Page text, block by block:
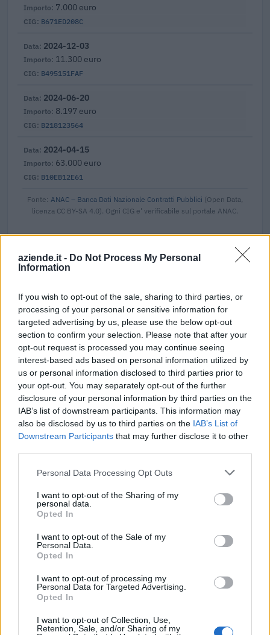
aziende.it - Do Not Process My Personal
Information
If you wish to opt-out of the sale, sharing to third parties, or
processing of your personal or sensitive information for
targeted advertising by us, please use the below opt-out
section to confirm your selection. Please note that after your
opt-out request is processed you may continue seeing
interest-based ads based on personal information utilized by
us or personal information disclosed to third parties prior to
your opt-out. You may separately opt-out of the further
disclosure of your personal information by third parties on the
IAB’s list of downstream participants. This information may
also be disclosed by us to third parties on the IAB’s List of
Downstream Participants that may further disclose it to other
Personal Data Processing Opt Outs
I want to opt-out of the Sharing of my
personal data.
Opted In
I want to opt-out of the Sale of my
Personal Data.
Opted In
I want to opt-out of processing my
Personal Data for Targeted Advertising.
Opted In
I want to opt-out of Collection, Use,
Retention, Sale, and/or Sharing of my
B671ED208C
7.000 euro
B495151FAF
2024-12-03
11.300 euro
B218123564
2024-06-20
8.197 euro
B10EB12E61
2024-04-15
63.000 euro
Fonte: ANAC – Banca Dati Nazionale Contratti Pubblici (Open Data,
licenza CC BY-SA 4.0). Ogni CIG e' verificabile sul portale ANAC.
Progetti finanziati con fondi europei
Aramini S.r.l. risulta beneficiaria di 3 progetti finanziati con
fondi europei / di coesione per un finanziamento pubblico di
5.513 euro (cicli di programmazione 2014-2020).
ARAMINI SRL *SPESE DI GESTIONE* VIA SAN
GIUSEPPE, 8
Ciclo di programmazione 2014-2020
2.523 euro
ARAMINI S.R.L._-_CONTRIBUTO
DPCM24/09/2020 SPESE DI GESTIONE ANNUALITA'
2022_-_VIA SAN GIUSEPPE 10
SAN GIUSEPPE, 10*
Ciclo di programmazione 2014-2020
Fonte:OpenCoesione (Open Data, licenza CC BY 4.0). Ogni progetto e'
verificabile sul portale OpenCoesione. Dati aggiornati al 2026-08-02.
Aiuti di Stato e contributi pubblici